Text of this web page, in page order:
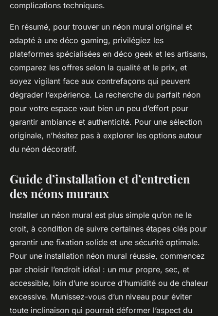
complications techniques.
En résumé, pour trouver un néon mural original et
adapté à une déco gaming, privilégiez les
plateformes spécialisées en déco geek et les artisans,
comparez les offres selon la qualité et le prix, et
soyez vigilant face aux contrefaçons qui peuvent
dégrader l’expérience. La recherche du parfait néon
pour votre espace vaut bien un peu d’effort pour
garantir ambiance et authenticité. Pour une sélection
originale, n’hésitez pas à explorer les options autour
du néon décoratif.
Guide d’installation et d’entretien
des néons muraux
Installer un néon mural est plus simple qu’on ne le
croit, à condition de suivre certaines étapes clés pour
garantir une fixation solide et une sécurité optimale.
Pour une installation néon mural réussie, commencez
par choisir l’endroit idéal : un mur propre, sec, et
accessible, loin d’une source d’humidité ou de chaleur
excessive. Munissez-vous d’un niveau pour éviter
toute inclinaison qui pourrait déformer l’aspect du